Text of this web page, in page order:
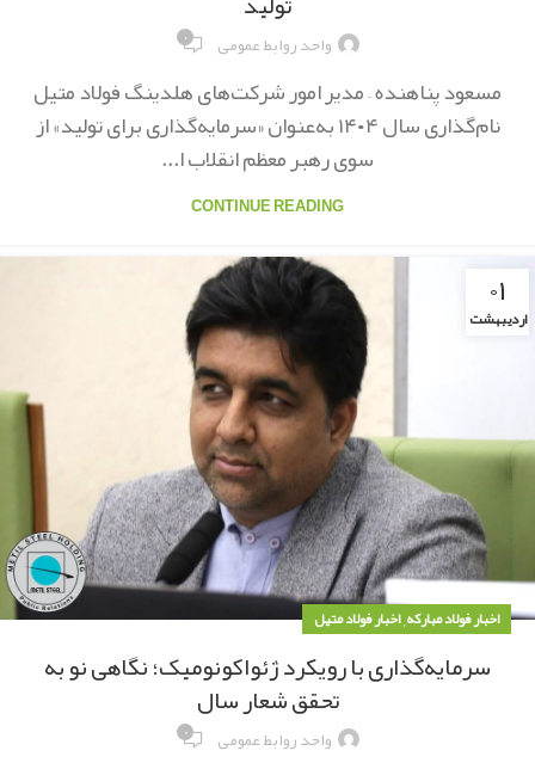
واحد روابط عمومی ۰
مسعود پناهنده – مدیر امور شرکت‌های هلدینگ فولاد متیل
نام‌گذاری سال ۱۴۰۴ به‌عنوان «سرمایه‌گذاری برای تولید» از
سوی رهبر معظم انقلاب ا...
CONTINUE READING
۰۱
اردیبهشت
اخبار فولاد مبارکه,اخبار فولاد متیل
سرمایه‌گذاری با رویکرد ژئواکونومیک؛ نگاهی نو به
تحقق شعار سال
واحد روابط عمومی ۰